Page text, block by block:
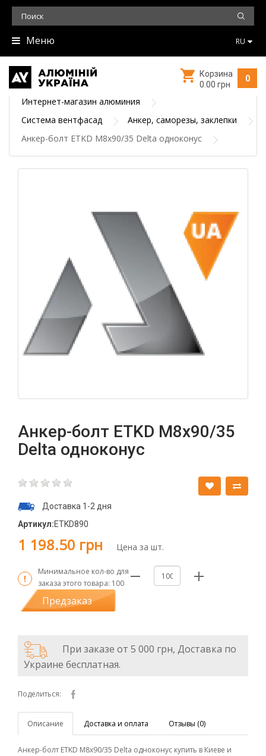
Меню RU
0
Корзина
0.00 грн
Интернет-магазин алюминия
Система вентфасад
Анкер, саморезы, заклепки
Анкер-болт ETKD М8х90/35 Delta одноконус
Анкер-болт ETKD М8х90/35
Delta одноконус
Доставка 1-2 дня
Артикул:ETKD890
1 198.50 грн Цена за шт.
Минимальное кол-во для
заказа этого товара: 100
Предзаказ
При заказе от 5 000 грн, Доставка по
Украине бесплатная.
Поделиться:
Описание Доставка и оплата Отзывы (0)
Анкер-болт ETKD М8х90/35 Delta одноконус купить в Киеве и